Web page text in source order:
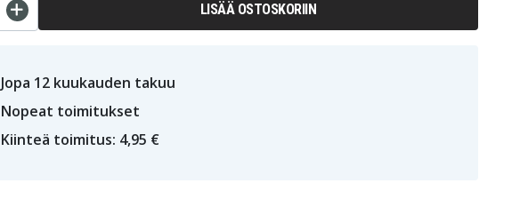
LISÄÄ OSTOSKORIIN
Jopa 12 kuukauden takuu
Nopeat toimitukset
Kiinteä toimitus: 4,95 €